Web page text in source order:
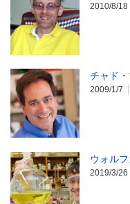
2010/8/18
チャド
2009/1/7
ウォル
2019/3/26